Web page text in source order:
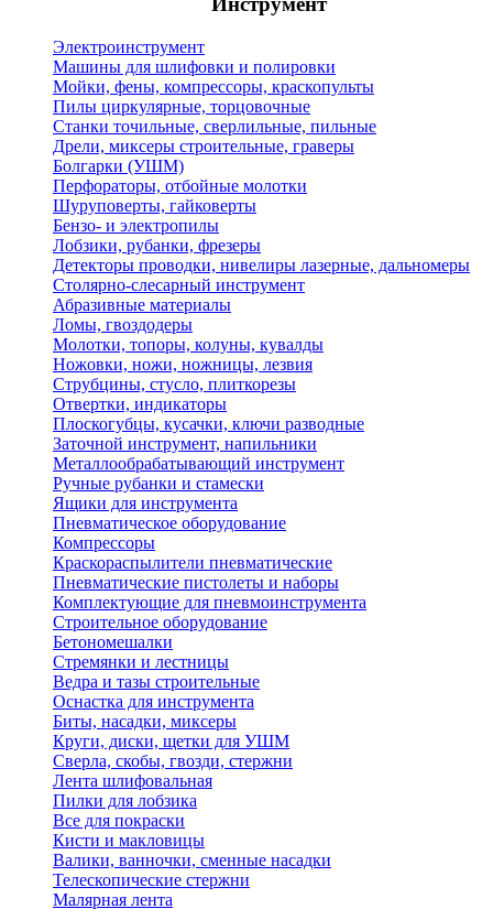
Электроинструмент
Машины для шлифовки и полировки
Мойки, фены, компрессоры, краскопульты
Пилы циркулярные, торцовочные
Станки точильные, сверлильные, пильные
Дрели, миксеры строительные, граверы
Болгарки (УШМ)
Перфораторы, отбойные молотки
Шуруповерты, гайковерты
Бензо- и электропилы
Лобзики, рубанки, фрезеры
Детекторы проводки, нивелиры лазерные, дальномеры
Столярно-слесарный инструмент
Абразивные материалы
Ломы, гвоздодеры
Молотки, топоры, колуны, кувалды
Ножовки, ножи, ножницы, лезвия
Струбцины, стусло, плиткорезы
Отвертки, индикаторы
Плоскогубцы, кусачки, ключи разводные
Заточной инструмент, напильники
Металлообрабатывающий инструмент
Ручные рубанки и стамески
Ящики для инструмента
Пневматическое оборудование
Компрессоры
Краскораспылители пневматические
Пневматические пистолеты и наборы
Комплектующие для пневмоинструмента
Строительное оборудование
Бетономешалки
Стремянки и лестницы
Ведра и тазы строительные
Оснастка для инструмента
Биты, насадки, миксеры
Круги, диски, щетки для УШМ
Сверла, скобы, гвозди, стержни
Лента шлифовальная
Пилки для лобзика
Все для покраски
Кисти и макловицы
Валики, ванночки, сменные насадки
Телескопические стержни
Малярная лента